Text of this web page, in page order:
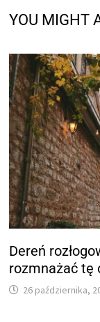
YOU MIGHT
Dereń
rozmnażać tę
26 października,